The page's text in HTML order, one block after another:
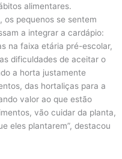
alimentares.
os pequenos se sentem
a integrar a cardápio:
na faixa etária pré-escolar,
dificuldades de aceitar o
a horta justamente
das hortaliças para a
valor ao que estão
vão cuidar da planta,
eles plantarem”, destacou